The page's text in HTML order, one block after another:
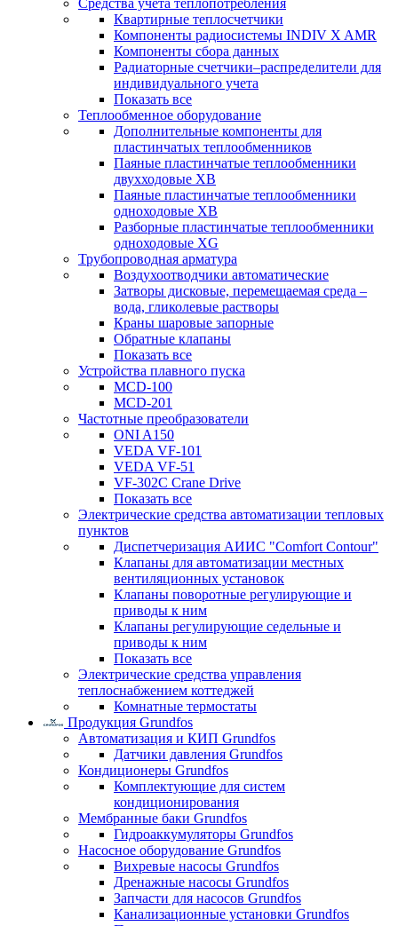
Средства учета теплопотребления
Квартирные теплосчетчики
Компоненты радиосистемы INDIV X AMR
Компоненты сбора данных
Радиаторные счетчики–распределители для
индивидуального учета
Показать все
Теплообменное оборудование
Дополнительные компоненты для
пластинчатых теплообменников
Паяные пластинчатые теплообменники
двухходовые XB
Паяные пластинчатые теплообменники
одноходовые ХВ
Разборные пластинчатые теплообменники
одноходовые ХG
Трубопроводная арматура
Воздухоотводчики автоматические
Затворы дисковые, перемещаемая среда –
вода, гликолевые растворы
Краны шаровые запорные
Обратные клапаны
Показать все
Устройства плавного пуска
MCD-100
MCD-201
Частотные преобразователи
ONI A150
VEDA VF-101
VEDA VF-51
VF-302C Crane Drive
Показать все
Электрические средства автоматизации тепловых
пунктов
Диспетчеризация АИИС "Comfort Contour"
Клапаны для автоматизации местных
вентиляционных установок
Клапаны поворотные регулирующие и
приводы к ним
Клапаны регулирующие седельные и
приводы к ним
Показать все
Электрические средства управления
теплоснабжением коттеджей
Комнатные термостаты
Продукция Grundfos
Автоматизация и КИП Grundfos
Датчики давления Grundfos
Кондиционеры Grundfos
Комплектующие для систем
кондиционирования
Мембранные баки Grundfos
Гидроаккумуляторы Grundfos
Насосное оборудование Grundfos
Вихревые насосы Grundfos
Дренажные насосы Grundfos
Запчасти для насосов Grundfos
Канализационные установки Grundfos